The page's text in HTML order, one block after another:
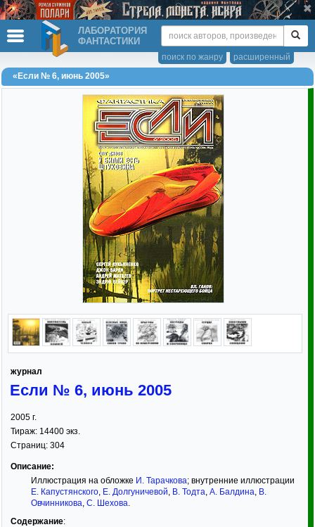
ЛАБОРАТОРИЯ
ФАНТАСТИКИ
расширенный
поиск по жанру
«Если № 6, июнь 2005»
журнал
Если № 6, июнь 2005
2005 г.
Тираж: 14400 экз.
Страниц: 304
Описание:
Иллюстрация на обложке И. Тарачкова; внутренние иллюстрации
Е. Капустянского, Е. Долгуничевой, В. Тодта, А. Балдина, В.
Овчинникова, С. Шехова.
Содержание: